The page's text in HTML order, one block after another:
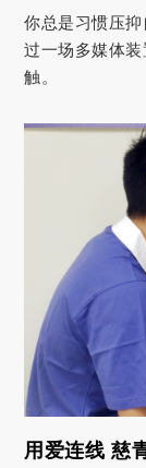
你总是习惯压
过一场多媒体
触。
用爱连线 慈